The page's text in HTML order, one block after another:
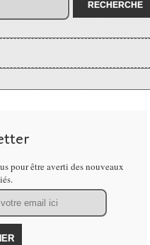
pour être averti des nouveaux